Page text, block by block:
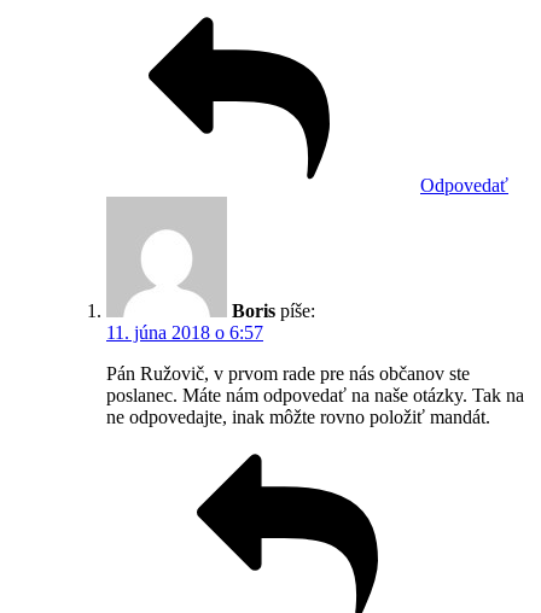
Odpovedať
Boris píše:
11. júna 2018 o 6:57
Pán Ružovič, v prvom rade pre nás občanov ste
poslanec. Máte nám odpovedať na naše otázky. Tak na
ne odpovedajte, inak môžte rovno položiť mandát.